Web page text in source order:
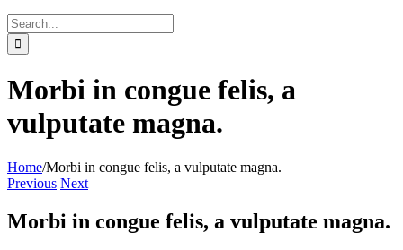
Search
for:
Morbi in congue felis, a
vulputate magna.
Home/Morbi in congue felis, a vulputate magna.
Previous Next
Morbi in congue felis, a vulputate magna.